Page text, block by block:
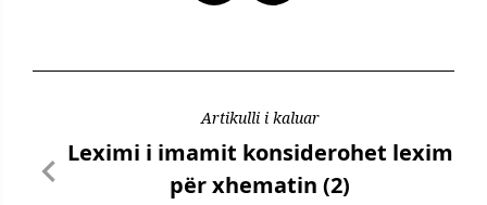
Artikulli i kaluar
Leximi i imamit konsiderohet lexim
për xhematin (2)